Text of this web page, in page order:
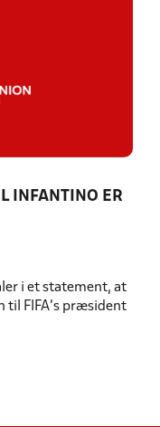
INFANTINO ER
i et statement, at
til FIFA's præsident